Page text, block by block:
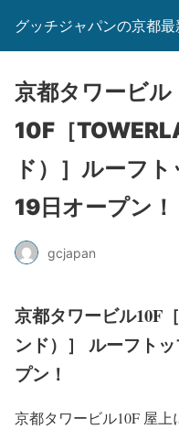
グッチジャパンの京都最
京都タワービル
10F［
ド）］ルーフ
19日オープン！
gcjapan
京都タワービル10F
ンド）］ ルーフト
プン！
京都タワービル10F 屋上